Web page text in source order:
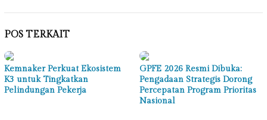
POS TERKAIT
Kemnaker Perkuat Ekosistem
K3 untuk Tingkatkan
Pelindungan Pekerja
GPFE 2026 Resmi Dibuka:
Pengadaan Strategis Dorong
Percepatan Program Prioritas
Nasional